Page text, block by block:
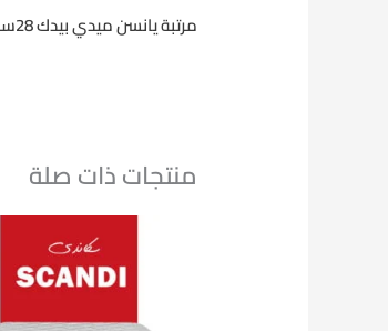
مرتبة يانسن ميدي بيدك 28سم
منتجات ذات صلة